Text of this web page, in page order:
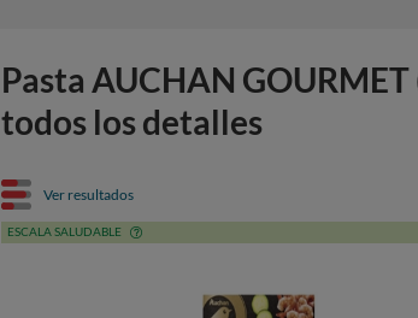
Pasta AUCHAN
todos los detalles
Ver resultados
ESCALA SALUDABLE